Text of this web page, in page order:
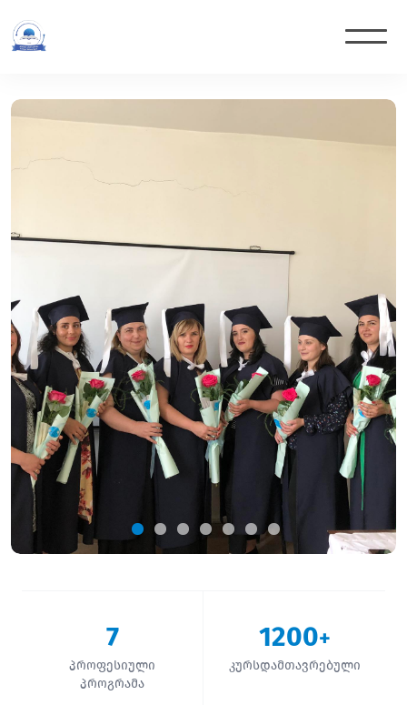
7
პროფესიული
პროგრამა
1200+
კურსდამთავრებული